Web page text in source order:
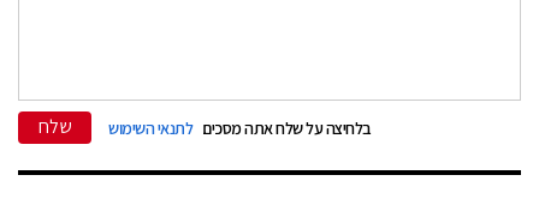
בלחיצה על שלח אתה מסכים לתנאי השימוש שלח